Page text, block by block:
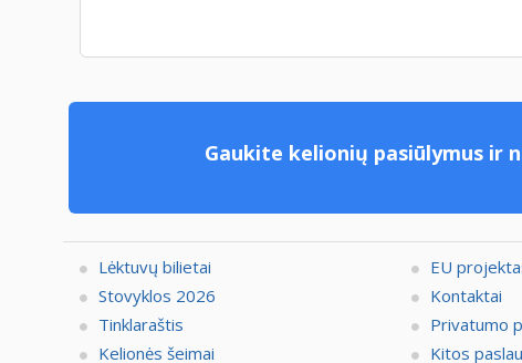
Gaukite kelionių pasiūlymus ir
Lėktuvų bilietai EU
Stovyklos 2026
Kontaktai
Tinklaraštis
Privatumo
Kelionės šeimai
Kitos